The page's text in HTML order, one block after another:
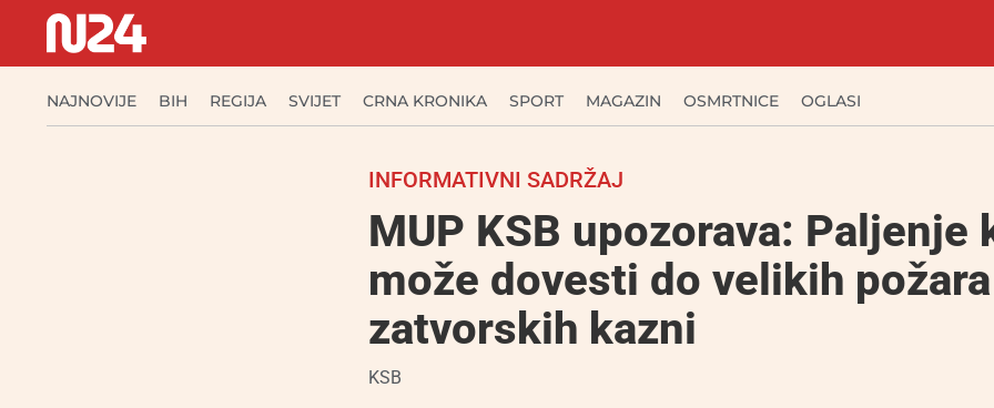
NAJNOVIJE BIH REGIJA SVIJET CRNA KRONIKA SPORT MAGAZIN OSMRTNICE OGLASI
INFORMATIVNI SADRŽAJ
MUP KSB upozorava: Paljenje
može dovesti do velikih
zatvorskih kazni
KSB